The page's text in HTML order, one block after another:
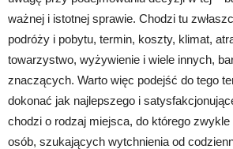
ważnej i istotnej sprawie. Chodzi tu
podróży i pobytu, termin, koszty, klimat,
towarzystwo, wyżywienie i wiele innych,
znaczących. Warto więc podejść do tego
dokonać jak najlepszego i
chodzi o rodzaj miejsca, do którego
osób, szukających wytchnienia od